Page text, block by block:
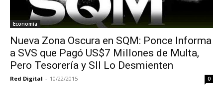
Economía
Nueva Zona Oscura en SQM: Ponce Informa
a SVS que Pagó US$7 Millones de Multa,
Pero Tesorería y SII Lo Desmienten
Red Digital - 10/22/2015 0